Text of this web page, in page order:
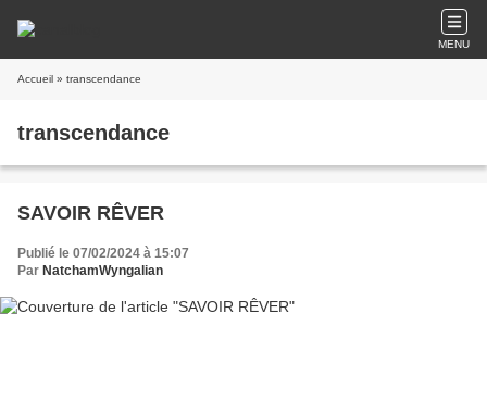
MENU
Accueil » transcendance
transcendance
SAVOIR RÊVER
Publié le 07/02/2024 à 15:07
Par NatchamWyngalian